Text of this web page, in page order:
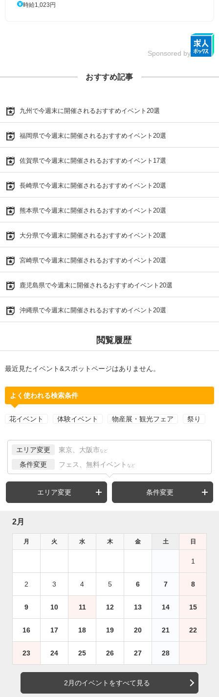
時給1,023円
Sponsored by
おすすめ記事
九州で今週末に開催されるおすすめイベント20選
福岡県で今週末に開催されるおすすめイベント20選
佐賀県で今週末に開催されるおすすめイベント17選
長崎県で今週末に開催されるおすすめイベント20選
熊本県で今週末に開催されるおすすめイベント20選
大分県で今週末に開催されるおすすめイベント20選
宮崎県で今週末に開催されるおすすめイベント20選
鹿児島県で今週末に開催されるおすすめイベント20選
沖縄県で今週末に開催されるおすすめイベント20選
閲覧履歴
最近見たイベント&スポットページはありません。
よく使われる検索条件
花イベント 体験イベント 物産展・観光フェア 祭り
エリア変更 東京、大阪市 など
条件変更 フェス、無料イベント など
エリア変更 条件変更
2月
月 火 水 木 金 土 日
1
2 3 4 5 6 7 8
9 10 11 12 13 14 15
16 17 18 19 20 21 22
23 24 25 26 27 28
2月のイベントをすべて見る